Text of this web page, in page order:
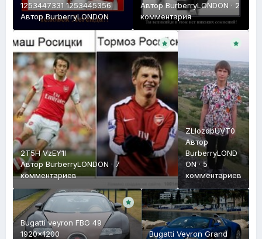
1253447331 1253445356
АвторBurberryLONDON
АвторBurberryLONDON · 2
комментария
2T5H VzEY1I
Автор BurberryLONDON ·7
комментариев
ZLIozdbUVT0
Автор
BurberryLOND
ON·5
комментариев
Bugatti veyron FBG 49
1920x1200
Bugatti Veyron Grand